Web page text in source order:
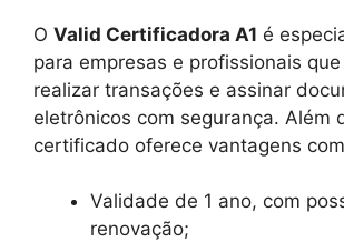
O Valid Certificadora A1 é
para empresas e profissionais
realizar transações e assinar
eletrônicos com segurança. Além
certificado oferece vantagens
Validade de 1 ano, com
renovação;